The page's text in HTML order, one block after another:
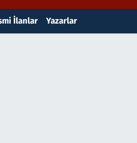
İlanlar Yazarlar